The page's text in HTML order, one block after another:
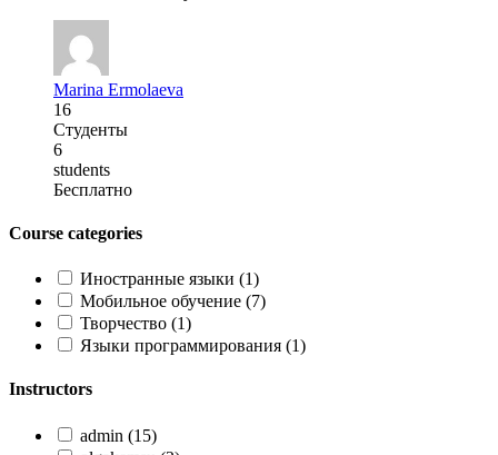
Marina Ermolaeva
16
Студенты
6
students
Бесплатно
Course categories
Иностранные языки (1)
Мобильное обучение (7)
Творчество (1)
Языки программирования (1)
Instructors
admin (15)